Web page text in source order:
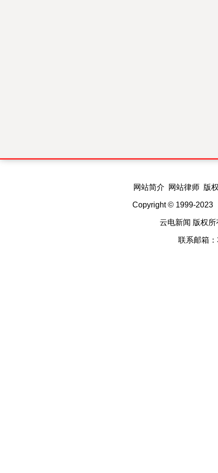
网站简介 网站律师 版
Copyright © 1999-
云电新闻 版权
联系邮箱